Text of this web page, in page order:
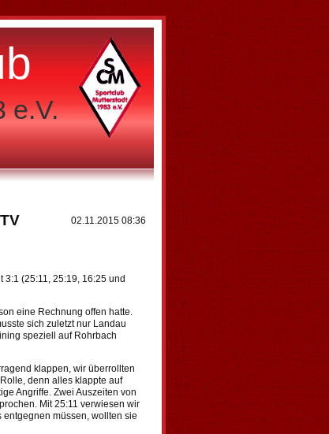
e.V.
02.11.2015 08:36
(25:11, 25:19, 16:25 und
eine Rechnung offen hatte.
sich zuletzt nur Landau
speziell auf Rohrbach
klappen, wir überrollten
denn alles klappte auf
Angriffe. Zwei Auszeiten von
Mit 25:11 verwiesen wir
müssen, wollten sie